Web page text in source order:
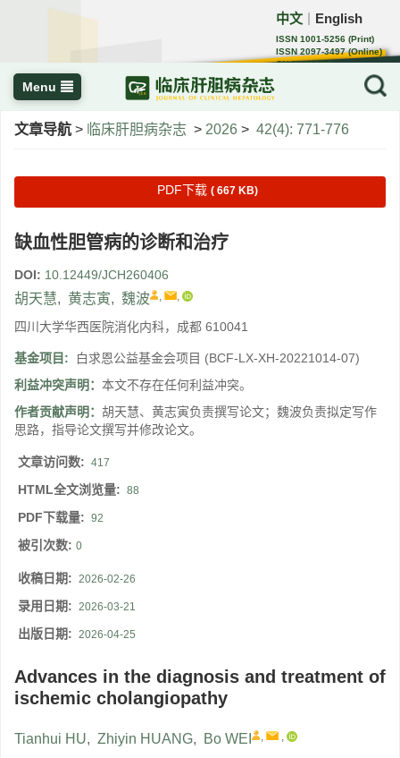
中文 English
ISSN 1001-5256 (Print)
ISSN 2097-3497 (Online)
CN 22-1108/R
Menu
文章导航 > 临床肝胆病杂志 > 2026 > 42(4): 771-776
PDF下载 ( 667 KB)
缺血性胆管病的诊断和治疗
DOI: 10.12449/JCH260406
胡天慧, 黄志寅, 魏波 , ,
四川大学华西医院消化内科，成都 610041
基金项目: 白求恩公益基金会项目 (BCF-LX-XH-20221014-07)
利益冲突声明： 本文不存在任何利益冲突。
作者贡献声明： 胡天慧、黄志寅负责撰写论文；魏波负责拟定写作
思路，指导论文撰写并修改论文。
文章访问数: 417
HTML全文浏览量: 88
PDF下载量: 92
被引次数: 0
收稿日期: 2026-02-26
录用日期: 2026-03-21
出版日期: 2026-04-25
Advances in the diagnosis and treatment of
ischemic cholangiopathy
Tianhui HU, Zhiyin HUANG, Bo WEI , ,